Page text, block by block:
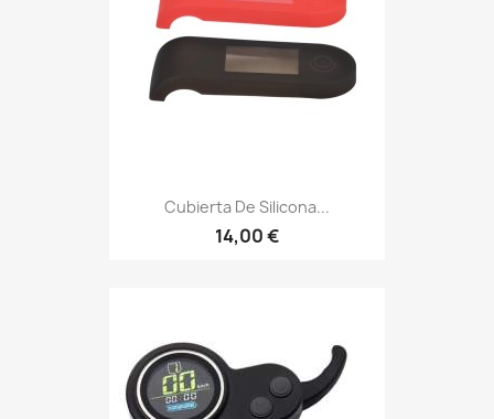
Cubierta De Silicona...
14,00 €